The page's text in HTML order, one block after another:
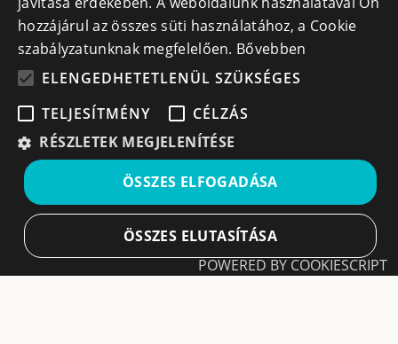
info@cegek.ro
+40 740 856 970
Iratkozz fel hírlevelünkre!
Ne hagyd ki a lehetőséget, hogy naprakész maradj a
legfontosabb üzleti információkkal! A feliratkozás
hozzájárul az összes süti használatához, a Cookie
szabályzatunknak megfelelően. Bővebben
ELENGEDHETETLENÜL SZÜKSÉGES
TELJESÍTMÉNY
CÉLZÁS
RÉSZLETEK MEGJELENÍTÉSE
ÖSSZES ELFOGADÁSA
ÖSSZES ELUTASÍTÁSA
POWERED BY COOKIESCRIPT